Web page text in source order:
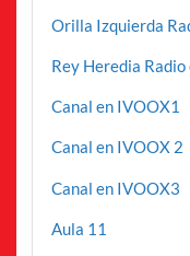
Orilla Izquierda
Rey Heredia Radio
Canal en IVOOX1
Canal en IVOOX 2
Canal en IVOOX3
Aula 11